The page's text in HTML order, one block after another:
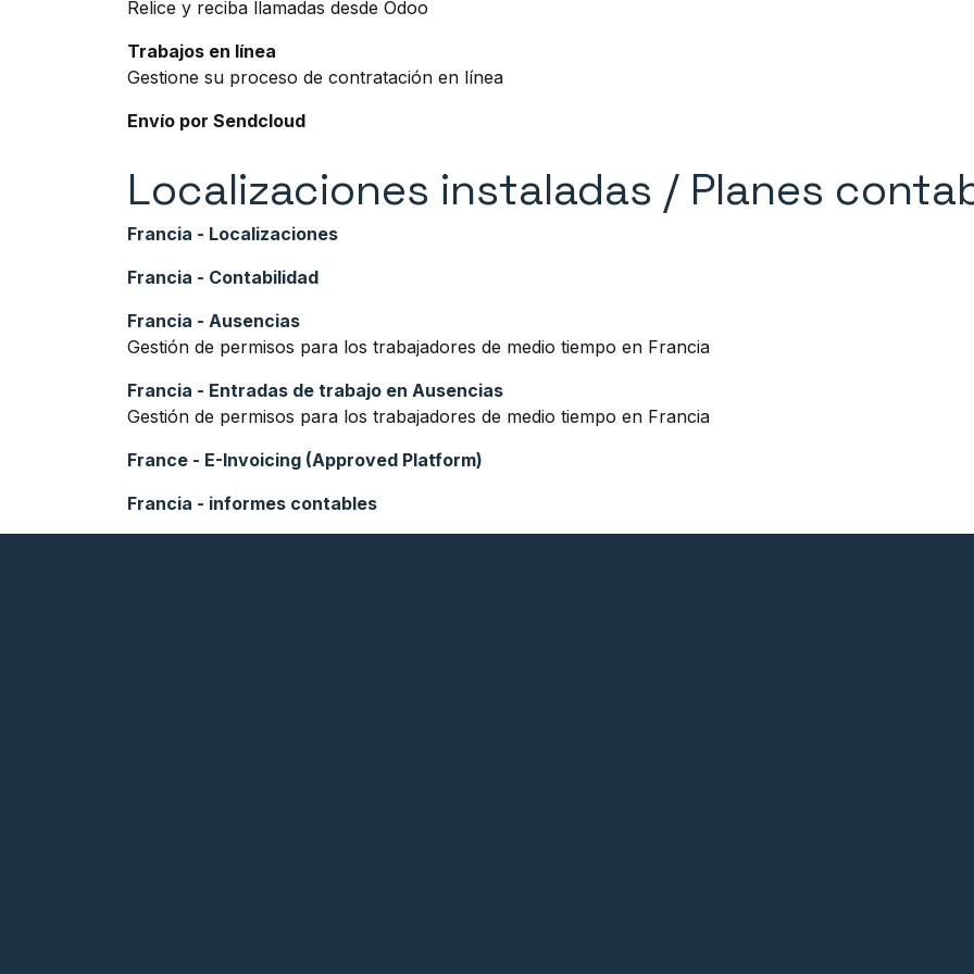
Relice y reciba llamadas desde Odoo
Trabajos en línea
Gestione su proceso de contratación en línea
Envío por Sendcloud
Localizaciones instaladas / Planes
Francia - Localizaciones
Francia - Contabilidad
Francia - Ausencias
Gestión de permisos para los trabajadores de medio tiempo en Francia
Francia - Entradas de trabajo en Ausencias
Gestión de permisos para los trabajadores de medio tiempo en Francia
France - E-Invoicing (Approved Platform)
Francia - informes contables